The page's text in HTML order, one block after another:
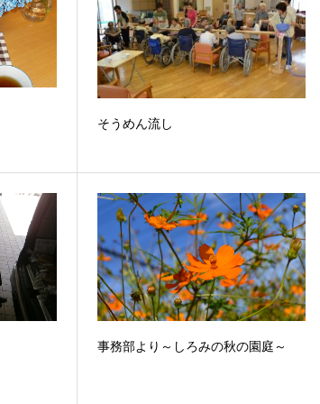
そうめん流し
事務部より～しろみの秋の園庭～